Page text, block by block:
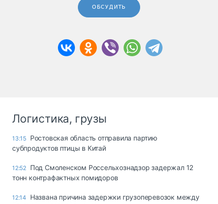
ОБСУДИТЬ
Логистика, грузы
13:15 Ростовская область отправила партию
субпродуктов птицы в Китай
12:52 Под Смоленском Россельхознадзор задержал 12
тонн контрафактных помидоров
12:14
Названа причина задержки грузоперевозок между